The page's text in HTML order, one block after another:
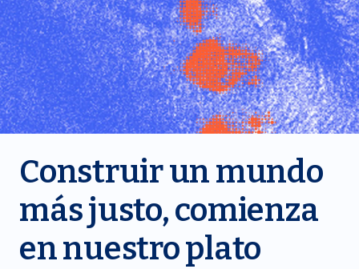
Construir un mundo
más justo, comienza
en nuestro plato